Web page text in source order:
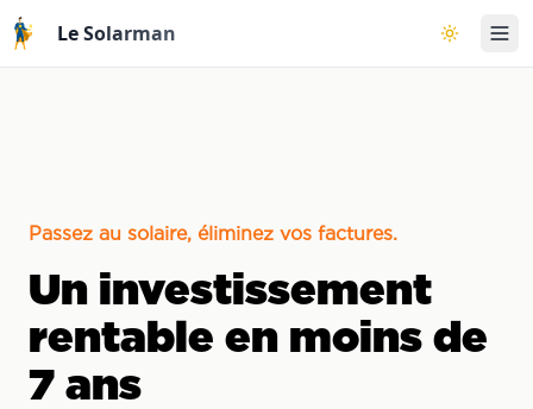
Aller au contenu principal
Le Solarman Basculer
Passez au solaire, éliminez vos factures.
Un investissement
rentable en moins de
7 ans